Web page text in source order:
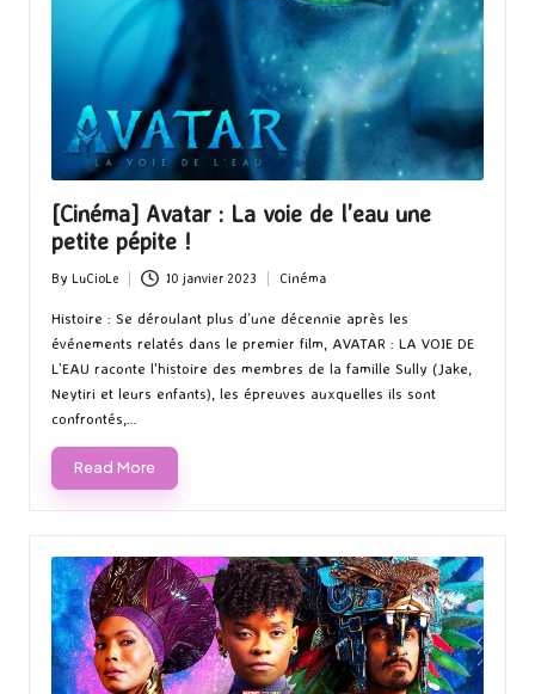
[Cinéma] Avatar : La voie de l’eau une
petite pépite !
Posted
by
By LuCioLe 10 janvier 2023
in
Cinéma
Histoire : Se déroulant plus d’une décennie après les
événements relatés dans le premier film, AVATAR : LA VOIE DE
L’EAU raconte l'histoire des membres de la famille Sully (Jake,
Neytiri et leurs enfants), les épreuves auxquelles ils sont
confrontés,…
Read More